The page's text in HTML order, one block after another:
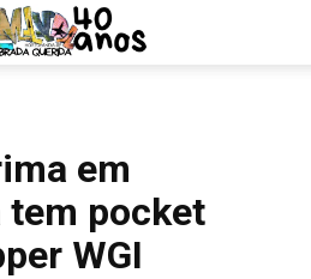
em
pocket
WGI